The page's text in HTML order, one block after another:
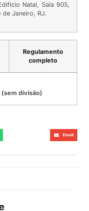
Natal, Sala 905,
de Janeiro, RJ.
Regulamento
completo
(sem divisão)
Email